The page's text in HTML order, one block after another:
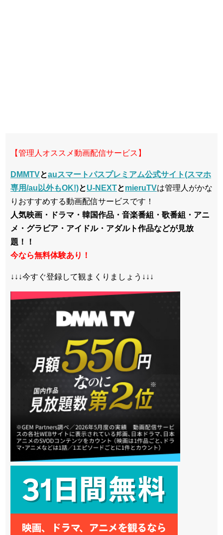
【管理人オススメ動画配信サービス】
DMMTVとauスマートパスプレミアム公式サイト(スマホ
専用/au以外もOK!)とU-NEXTとmieruTVは管理人がかな
りおすすめする動画配信サービスです！
人気映画・ドラマ・韓国作品・音楽番組・歌番組・アニ
メ・グラビア・アイドル・アダルト作品などが見放
題！！
今なら無料体験あり！
↓↓↓今すぐ登録して観まくりましょう↓↓↓